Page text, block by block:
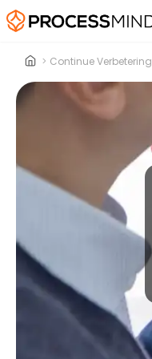
> Continue Verbetering